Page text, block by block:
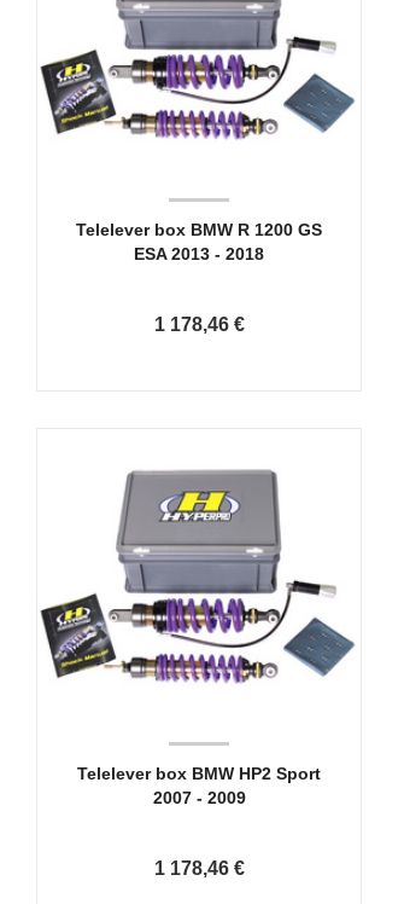
Telelever box BMW R 1200 GS
ESA 2013 - 2018
1 178,46 €
Telelever box BMW HP2 Sport
2007 - 2009
1 178,46 €